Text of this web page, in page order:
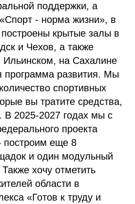
поддержки, а
- норма жизни», в
построены крытые залы в
и Чехов, а также
Ильинском, на Сахалине
программа развития. Мы
спортивных
вы тратите средства,
В 2025-2027 годах мы с
проекта
построим еще 8
и один модульный
хочу отметить
области в
«Готов к труду и